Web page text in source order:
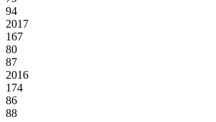
94
2017
167
80
87
2016
174
86
88